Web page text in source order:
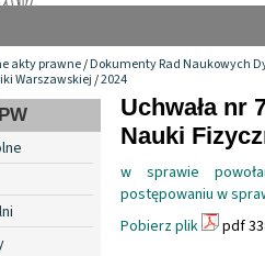
akty prawne/Dokumenty Rad Naukowych
Warszawskiej/2024
Uchwała nr
Nauki
w sprawie
postępowaniu w
Pobierz plik
pdf